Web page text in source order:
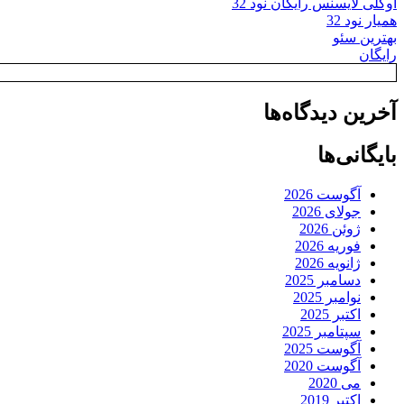
همیار نود 32
بهترین سئو
رایگان
آخرین دیدگاه‌ها
بایگانی‌ها
آگوست 2026
جولای 2026
ژوئن 2026
فوریه 2026
ژانویه 2026
دسامبر 2025
نوامبر 2025
اکتبر 2025
سپتامبر 2025
آگوست 2025
آگوست 2020
می 2020
اکتبر 2019